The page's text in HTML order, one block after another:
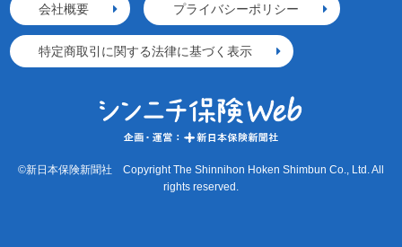
会社概要 プライバシーポリシー
特定商取引に関する法律に基づく表示
©新日本保険新聞社 Copyright The Shinnihon Hoken Shimbun Co., Ltd. All
rights reserved.